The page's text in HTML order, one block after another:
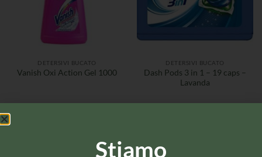
DETERSIVI BUCATO
Vanish Oxi Action Gel 1000
DETERSIVI BUCATO
Dash Pods 3 in 1 – 19 caps –
Lavanda
Stiamo